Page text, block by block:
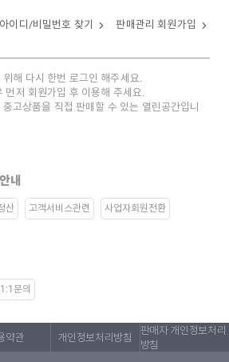
아이디/비밀번호 찾기 판매관리 회원가입
해 다시 한번 로그인 해주세요.
먼저 회원가입 후 이용해 주세요.
고상품을 직접 판매할 수 있는 열린공간입니
내
산 고객서비스관련 사업자회원전환
문의
약관 개인정보처리방침
판매자 개인정보처리
방침